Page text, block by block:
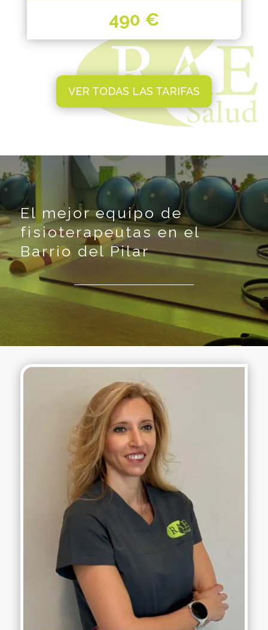
490 €
VER TODAS LAS TARIFAS
El mejor equipo de
fisioterapeutas en el
Barrio del Pilar